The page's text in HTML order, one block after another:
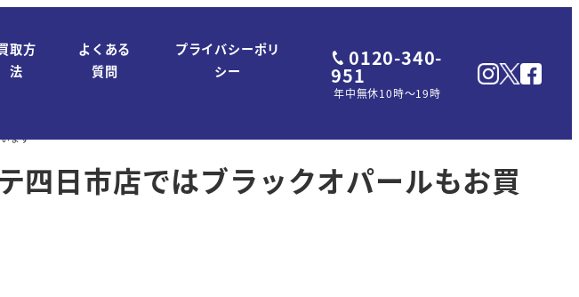
取方
法
よくある
質問
プライバシーポリ
シー
0120-340-
951
年中無休10時～19時
ます
四日市店ではブラックオパールもお買